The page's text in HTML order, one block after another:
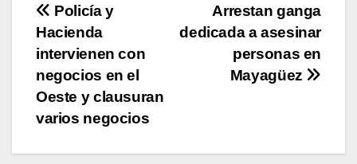
Navegación
de
entradas
Arrestan ganga
dedicada a asesinar
personas en
Mayagüez
Policía y
Hacienda
intervienen con
negocios en el
Oeste y clausuran
varios negocios